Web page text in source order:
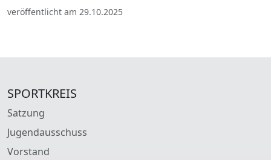
veröffentlicht am 29.10.2025
SPORTKREIS
Satzung
Jugendausschuss
Vorstand